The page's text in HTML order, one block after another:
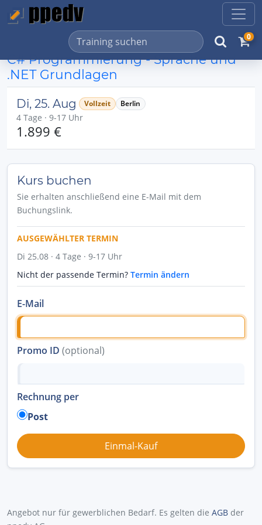
0
C# Programmierung - Sprache und
.NET Grundlagen
Di, 25. Aug Vollzeit Berlin
4 Tage · 9-17 Uhr
1.899 €
Kurs buchen
Sie erhalten anschließend eine E-Mail mit dem
Buchungslink.
AUSGEWÄHLTER TERMIN
Di 25.08 · 4 Tage · 9-17 Uhr
Nicht der passende Termin? Termin ändern
E-Mail
Promo ID (optional)
Rechnung per
Post
Angebot nur für gewerblichen Bedarf. Es gelten die AGB der